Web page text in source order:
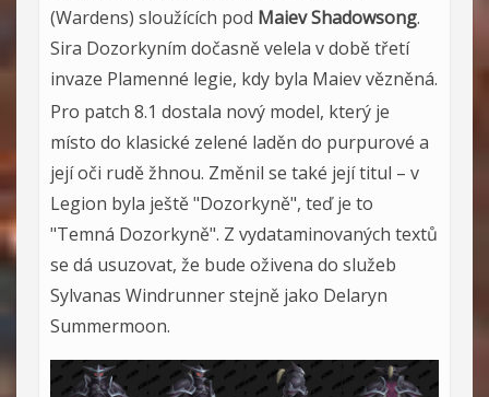
(Wardens) sloužících pod Maiev Shadowsong.
Sira Dozorkyním dočasně velela v době třetí
invaze Plamenné legie, kdy byla Maiev vězněná.
Pro patch 8.1 dostala nový model, který je
místo do klasické zelené laděn do purpurové a
její oči rudě žhnou. Změnil se také její titul – v
Legion byla ještě "Dozorkyně", teď je to
"Temná Dozorkyně". Z vydataminovaných textů
se dá usuzovat, že bude oživena do služeb
Sylvanas Windrunner stejně jako Delaryn
Summermoon.